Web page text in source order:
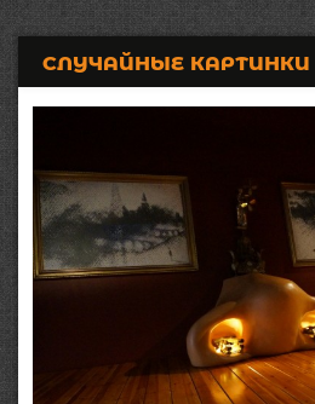
СЛУЧАЙНЫЕ КАРТИНКИ